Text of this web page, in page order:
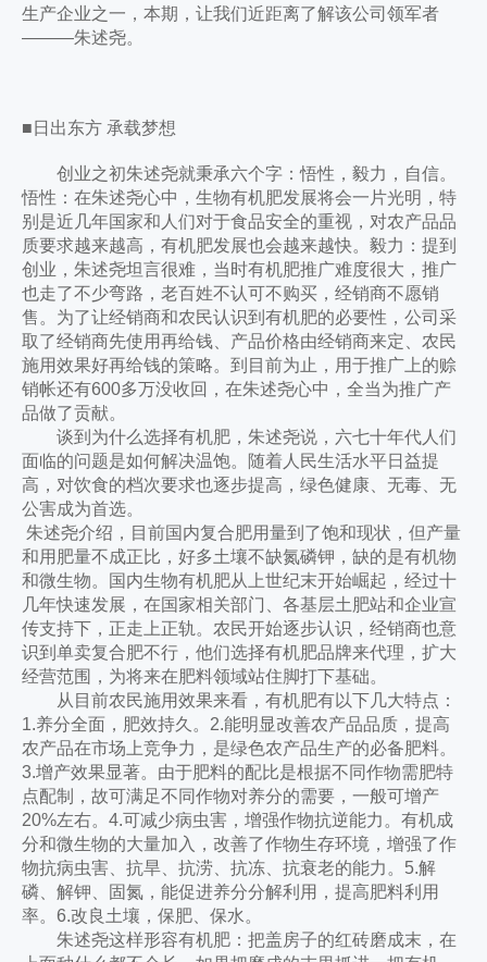
生产企业之一，本期，让我们近距离了解该公司领军者
———朱述尧。
■日出东方 承载梦想
创业之初朱述尧就秉承六个字：悟性，毅力，自信。
悟性：在朱述尧心中，生物有机肥发展将会一片光明，特
别是近几年国家和人们对于食品安全的重视，对农产品品
质要求越来越高，有机肥发展也会越来越快。毅力：提到
创业，朱述尧坦言很难，当时有机肥推广难度很大，推广
也走了不少弯路，老百姓不认可不购买，经销商不愿销
售。为了让经销商和农民认识到有机肥的必要性，公司采
取了经销商先使用再给钱、产品价格由经销商来定、农民
施用效果好再给钱的策略。到目前为止，用于推广上的赊
销帐还有600多万没收回，在朱述尧心中，全当为推广产
品做了贡献。
谈到为什么选择有机肥，朱述尧说，六七十年代人们
面临的问题是如何解决温饱。随着人民生活水平日益提
高，对饮食的档次要求也逐步提高，绿色健康、无毒、无
公害成为首选。
朱述尧介绍，目前国内复合肥用量到了饱和现状，但产量
和用肥量不成正比，好多土壤不缺氮磷钾，缺的是有机物
和微生物。国内生物有机肥从上世纪末开始崛起，经过十
几年快速发展，在国家相关部门、各基层土肥站和企业宣
传支持下，正走上正轨。农民开始逐步认识，经销商也意
识到单卖复合肥不行，他们选择有机肥品牌来代理，扩大
经营范围，为将来在肥料领域站住脚打下基础。
从目前农民施用效果来看，有机肥有以下几大特点：
1.养分全面，肥效持久。2.能明显改善农产品品质，提高
农产品在市场上竞争力，是绿色农产品生产的必备肥料。
3.增产效果显著。由于肥料的配比是根据不同作物需肥特
点配制，故可满足不同作物对养分的需要，一般可增产
20%左右。4.可减少病虫害，增强作物抗逆能力。有机成
分和微生物的大量加入，改善了作物生存环境，增强了作
物抗病虫害、抗旱、抗涝、抗冻、抗衰老的能力。5.解
磷、解钾、固氮，能促进养分分解利用，提高肥料利用
率。6.改良土壤，保肥、保水。
朱述尧这样形容有机肥：把盖房子的红砖磨成末，在